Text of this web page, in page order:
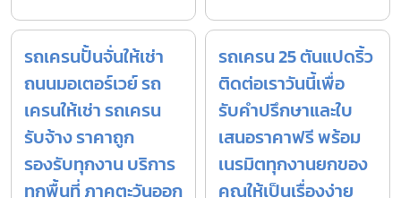
รถเครนปั้นจั่นให้เช่า
ถนนมอเตอร์เวย์ รถ
เครนให้เช่า รถเครน
รับจ้าง ราคาถูก
รองรับทุกงาน บริการ
ทุกพื้นที่ ภาคตะวันออก
รถเครน 25 ตันแปดริ้ว
ติดต่อเราวันนี้เพื่อ
รับคำปรึกษาและใบ
เสนอราคาฟรี พร้อม
เนรมิตทุกงานยกของ
คุณให้เป็นเรื่องง่าย